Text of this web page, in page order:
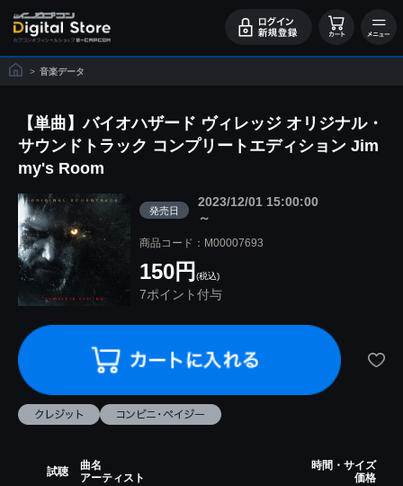
> 音楽データ
【単曲】バイオハザード ヴィレッジ オリジナル・
サウンドトラック コンプリートエディション Jim
my's Room
発売日
2023/12/01 15:00:00
～
商品コード：M00007693
150円 (税込)
7ポイント付与
試聴
曲名
アーティスト
時間・サイズ
価格